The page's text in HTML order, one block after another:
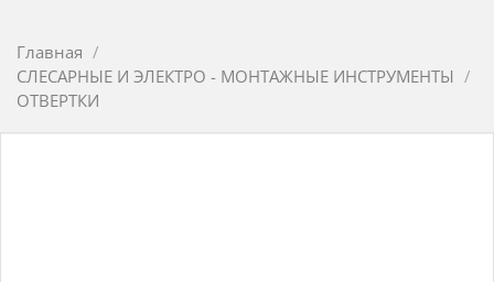
Главная
СЛЕСАРНЫЕ И ЭЛЕКТРО - МОНТАЖНЫЕ ИНСТРУМЕНТЫ
ОТВЕРТКИ